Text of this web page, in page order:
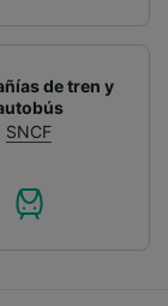
de tren y
SNCF